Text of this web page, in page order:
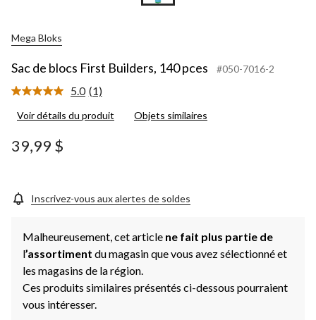
Mega Bloks
Sac de blocs First Builders, 140 pces #050-7016-2
5.0 Lire
commentaire.
(1)
Voir détails du produit Objets similaires
39,99 $
Inscrivez-vous aux alertes de soldes
Malheureusement, cet article ne fait plus partie de
l’assortiment du magasin que vous avez sélectionné et
les magasins de la région.
Ces produits similaires présentés ci-dessous pourraient
vous intéresser.